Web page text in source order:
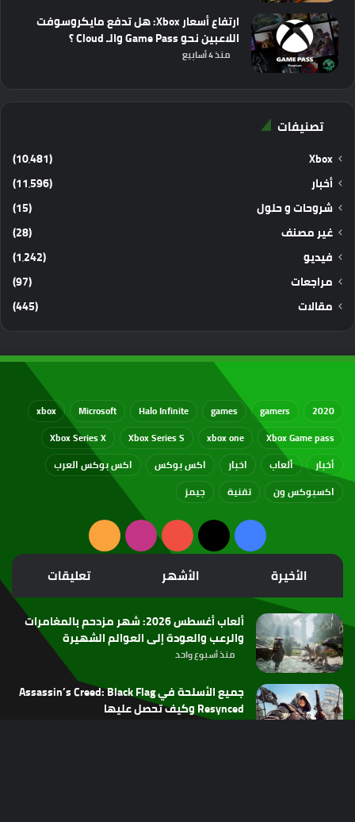
ارتفاع أسعار Xbox: هل تدفع مايكروسوفت
اللاعبين نحو Game Pass والـ Cloud ؟
منذ 4 أسابيع
تصنيفات
Xbox
(10٬481)
أخبار
(11٬596)
شروحات و حلول
(15)
غير مصنف
(28)
فيديو
(1٬242)
مراجعات
(97)
مقالات
(445)
2020
gamers
games
Halo Infinite
Microsoft
xbox
Xbox Game pass
xbox one
Xbox Series S
Xbox Series X
أخبار
ألعاب اخبار اكس بوكس
اكس بوكس العرب
اكسبوكس ون
تقنية جيمز
فيسبوك
‫X
‫YouTubeانستقرامملخص
الموقع
RSS
الأخيرة الأشهر تعليقات
ألعاب أغسطس 2026: شهر مزدحم بالمغامرات
والرعب والعودة إلى العوالم الشهيرة
منذ أسبوع واحد
جميع الأسلحة في Assassin’s Creed: Black Flag
Resynced وكيف تحصل عليها
منذ أسبوعين